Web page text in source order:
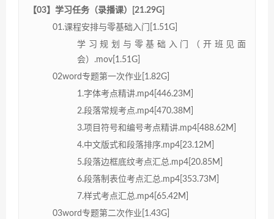
【03】学习任务（录播课）[21.29G]
01.课程安排与零基础入门[1.51G]
学习规划与零基础入门（开班见面
会）.mov[1.51G]
02word专题第一次作业[1.82G]
1.字体考点精讲.mp4[446.23M]
2.段落常规考点.mp4[470.38M]
3.项目符号和编号考点精讲.mp4[488.62M]
4.中文版式和段落排序.mp4[23.12M]
5.段落边框底纹考点汇总.mp4[20.85M]
6.段落制表位考点汇总.mp4[353.73M]
7.样式考点汇总.mp4[65.42M]
03word专题第二次作业[1.43G]